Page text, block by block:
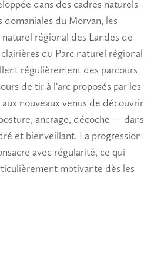
dans des cadres naturels
domaniales du Morvan, les
régional des Landes de
du Parc naturel régional
régulièrement des parcours
de tir à l'arc proposés par les
nouveaux venus de découvrir
ancrage, décoche — dans
et bienveillant. La progression
avec régularité, ce qui
motivante dès les